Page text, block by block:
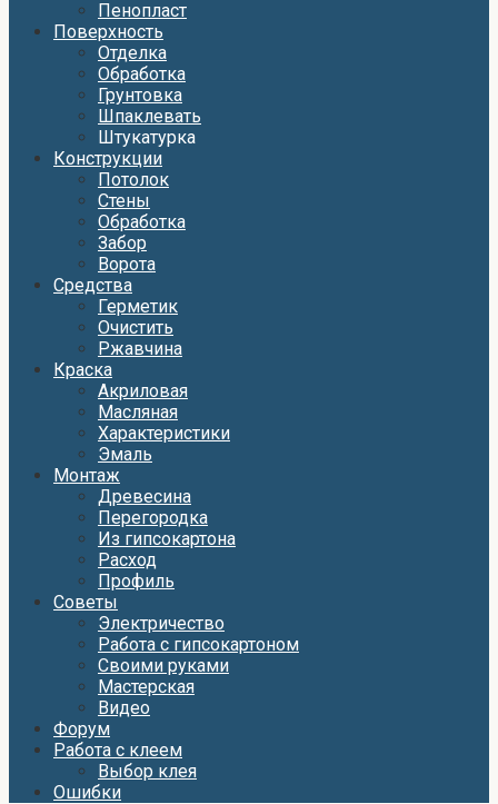
Пенопласт
Поверхность
Отделка
Обработка
Грунтовка
Шпаклевать
Штукатурка
Конструкции
Потолок
Стены
Обработка
Забор
Ворота
Средства
Герметик
Очистить
Ржавчина
Краска
Акриловая
Масляная
Характеристики
Эмаль
Монтаж
Древесина
Перегородка
Из гипсокартона
Расход
Профиль
Советы
Электричество
Работа с гипсокартоном
Своими руками
Мастерская
Видео
Форум
Работа с клеем
Выбор клея
Ошибки